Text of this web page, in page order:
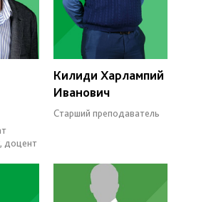
доцент
Килиди Харлампий
Иванович
Старший преподаватель